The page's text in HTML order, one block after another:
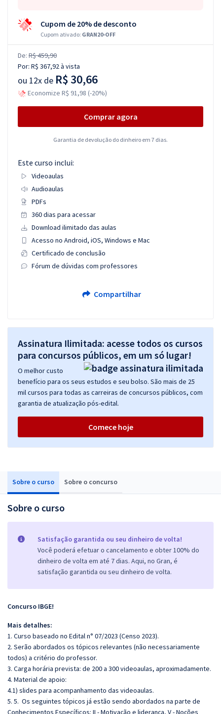
Sobre o curso Sobre o concurso
Sobre o curso
Satisfação garantida ou seu dinheiro de volta!
Você poderá efetuar o cancelamento e obter 100% do
dinheiro de volta em até 7 dias. Aqui, no Gran, é
satisfação garantida ou seu dinheiro de volta.
Concurso IBGE!
Mais detalhes:
1. Curso baseado no Edital n° 07/2023 (Censo 2023).
2. Serão abordados os tópicos relevantes (não necessariamente
todos) a critério do professor.
3. Carga horária prevista: de 200 a 300 videoaulas, aproximadamente.
4. Material de apoio:
4.1) slides para acompanhamento das videoaulas.
5. 5. Os seguintes tópicos já estão sendo abordados na parte de
Conhecimentos Específicos: II - Motivação e liderança, V - Noções
Cupom de 20% de desconto
Cupom ativado: GRAN20-OFF
De: R$ 459,90
Por: R$ 367,92à vista
ou 12x de R$ 30,66
Economize R$ 91,98 (-20%)
Comprar agora
Garantia de devolução do dinheiro em 7 dias.
Este curso inclui:
Videoaulas
Audioaulas
PDFs
360 dias para acessar
Download ilimitado das aulas
Acesso no Android, iOS, Windows e Mac
Certificado de conclusão
Fórum de dúvidas com professores
Compartilhar
Assinatura Ilimitada: acesse todos os cursos
para concursos públicos, em um só lugar!
O melhor custo
benefício para os seus estudos e seu bolso. São mais de 25
mil cursos para todas as carreiras de concursos públicos, com
garantia de atualização pós-edital.
Comece hoje